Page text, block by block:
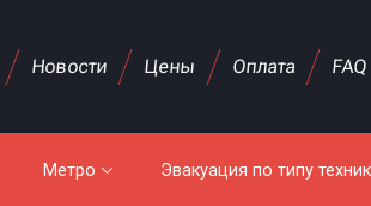
Новости Цены Оплата FAQ
Метро Эвакуация по типу